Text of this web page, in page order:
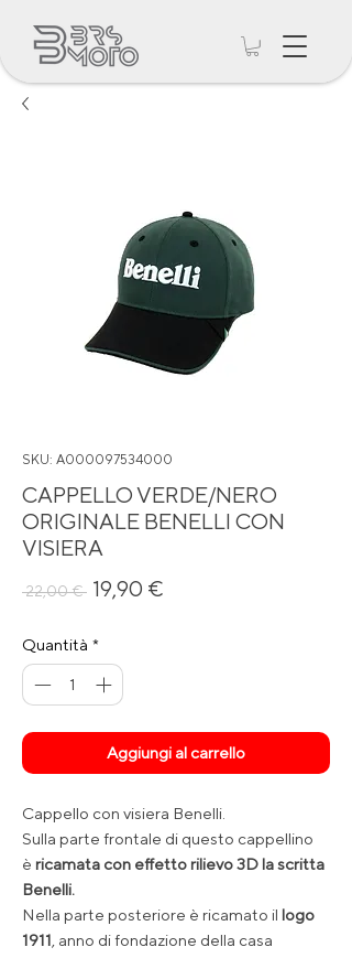
SKU: A000097534000
CAPPELLO VERDE/NERO
ORIGINALE BENELLI CON
VISIERA
22,00 € Prezzo
19,90 €
Quantità *
Aggiungi al carrello
Cappello con visiera Benelli.
Sulla parte frontale di questo cappellino
è ricamata con effetto rilievo 3D la scritta
Benelli.
Nella parte posteriore è ricamato il logo
1911 , anno di fondazione della casa